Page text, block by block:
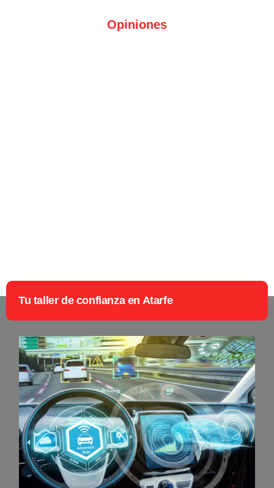
Opiniones
Tu taller de confianza en Atarfe